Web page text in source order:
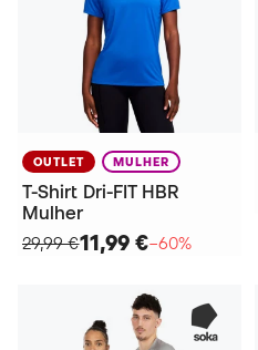
OUTLET MULHER
T-Shirt Dri-FIT HBR
Mulher
29,99 €11,99 €−60%